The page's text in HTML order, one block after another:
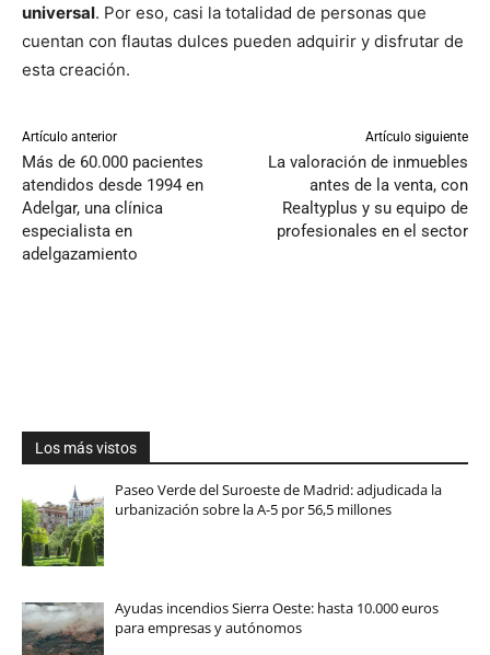
universal. Por eso, casi la totalidad de personas que
cuentan con flautas dulces pueden adquirir y disfrutar de
esta creación.
Artículo anterior
Más de 60.000 pacientes
atendidos desde 1994 en
Adelgar, una clínica
especialista en
adelgazamiento
Artículo siguiente
La valoración de inmuebles
antes de la venta, con
Realtyplus y su equipo de
profesionales en el sector
Los más vistos
Paseo Verde del Suroeste de Madrid: adjudicada la
urbanización sobre la A-5 por 56,5 millones
Ayudas incendios Sierra Oeste: hasta 10.000 euros
para empresas y autónomos